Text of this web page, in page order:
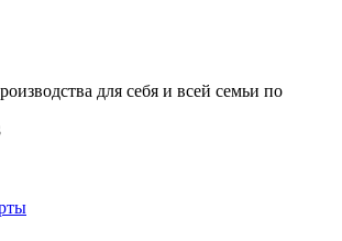
для себя и всей семьи по